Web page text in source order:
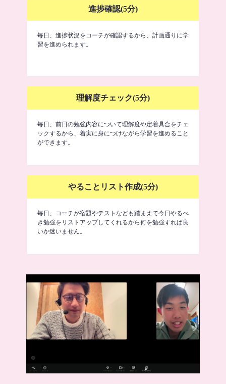
進捗確認(5分)
毎日、進捗状況をコーチが確認するから、計画通りに学
習を進められます。
理解度チェック(5分)
毎日、前日の勉強内容について理解度や定着具合をチェ
ックするから、着実に身につけながら学習を進めること
ができます。
やることリスト作成(5分)
毎日、コーチが宿題やテストなども踏まえて今日やるべ
き勉強をリストアップしてくれるから何を勉強すれば良
いか迷いません。